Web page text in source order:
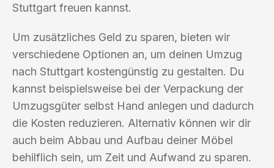
Stuttgart freuen kannst.
Um zusätzliches Geld zu sparen, bieten wir
verschiedene Optionen an, um deinen Umzug
nach Stuttgart kostengünstig zu gestalten. Du
kannst beispielsweise bei der Verpackung der
Umzugsgüter selbst Hand anlegen und dadurch
die Kosten reduzieren. Alternativ können wir dir
auch beim Abbau und Aufbau deiner Möbel
behilflich sein, um Zeit und Aufwand zu sparen.